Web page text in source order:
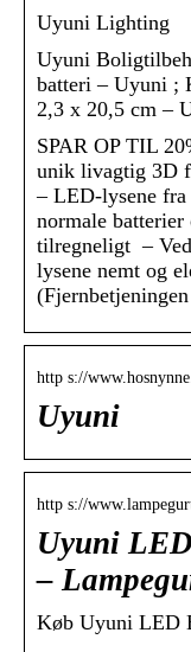
Uyuni Lighting
Uyuni
batteri – Uyuni ;
2,3 x 20,5 cm –
SPAR OP TIL
unik livagtig 3D
– LED-lysene
normale
tilregneligt –
lysene nemt og
http s://
Uyuni
http s://
Uyuni
–
Køb Uyuni LED